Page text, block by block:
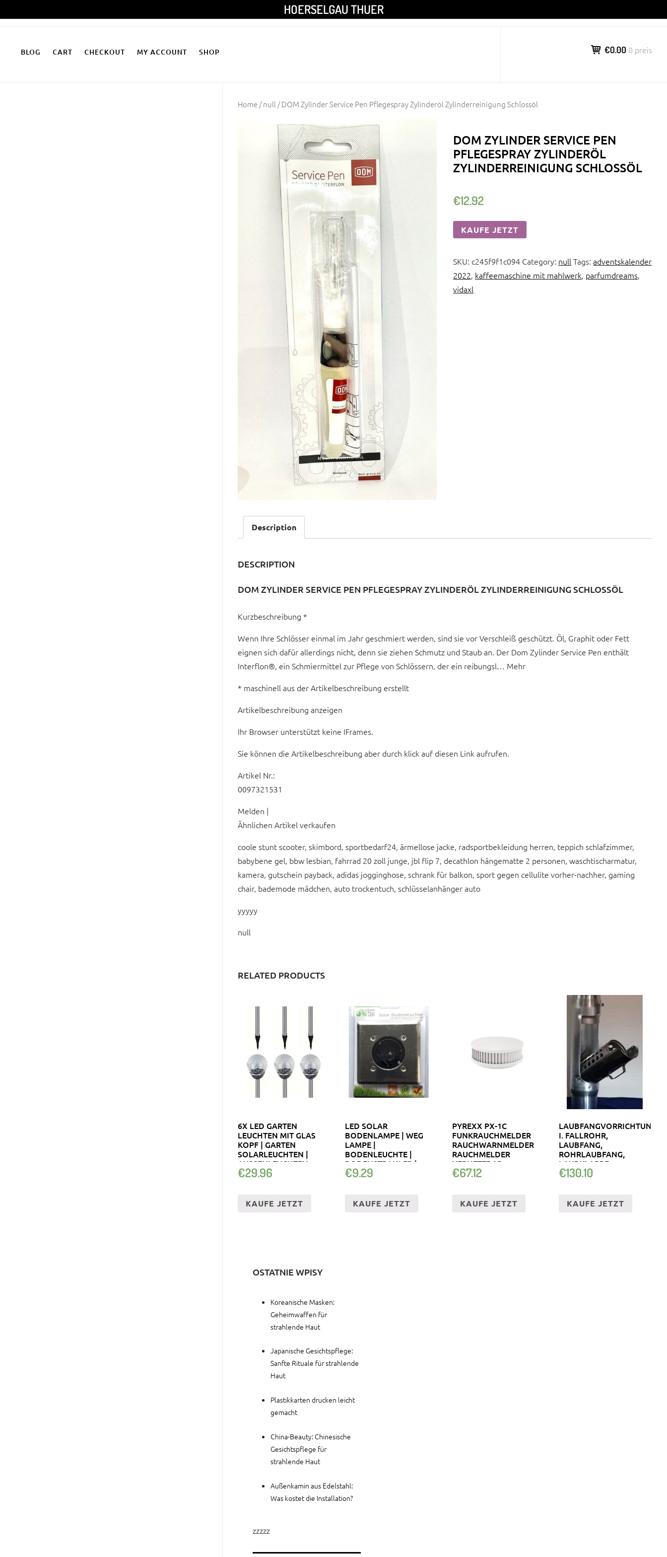
Inhalt
HOERSELGAU THUER
BLOG CART CHECKOUT MY ACCOUNT SHOP €0.00 0 preis
Home/null / DOM Zylinder Service Pen Pflegespray Zylinderöl Zylinderreinigung Schlossöl
DOM ZYLINDER SERVICE PEN
PFLEGESPRAY ZYLINDERÖL
ZYLINDERREINIGUNG SCHLOSSÖL
€12.92
KAUFE JETZT
SKU: c245f9f1c094 Category: nullTags:adventskalender
2022, kaffeemaschine mit mahlwerk, parfumdreams,
vidaxl
Description
DESCRIPTION
DOM ZYLINDER SERVICE PEN PFLEGESPRAY ZYLINDERÖL ZYLINDERREINIGUNG SCHLOSSÖL
Kurzbeschreibung *
Wenn Ihre Schlösser einmal im Jahr geschmiert werden, sind sie vor Verschleiß geschützt. Öl, Graphit oder Fett
eignen sich dafür allerdings nicht, denn sie ziehen Schmutz und Staub an. Der Dom Zylinder Service Pen enthält
Interflon®, ein Schmiermittel zur Pflege von Schlössern, der ein reibungsl… Mehr
* maschinell aus der Artikelbeschreibung erstellt
Artikelbeschreibung anzeigen
Ihr Browser unterstützt keine IFrames.
Sie können die Artikelbeschreibung aber durch klick auf diesen Link aufrufen.
Artikel Nr.:
0097321531
Melden |
Ähnlichen Artikel verkaufen
coole stunt scooter, skimbord, sportbedarf24, ärmellose jacke, radsportbekleidung herren, teppich schlafzimmer,
babybene gel, bbw lesbian, fahrrad 20 zoll junge, jbl flip 7, decathlon hängematte 2 personen, waschtischarmatur,
kamera, gutschein payback, adidas jogginghose, schrank für balkon, sport gegen cellulite vorher-nachher, gaming
chair, bademode mädchen, auto trockentuch, schlüsselanhänger auto
yyyyy
null
RELATED PRODUCTS
6X LED GARTEN
LEUCHTEN MIT GLAS
KOPF | GARTEN
SOLARLEUCHTEN |
AUSSENLEUCHTEN
€29.96
KAUFE JETZT
LED SOLAR
BODENLAMPE | WEG
LAMPE |
BODENLEUCHTE |
BODENSTRAHLER |
SOLARLAMPE
€9.29
KAUFE JETZT
PYREXX PX-1C
FUNKRAUCHMELDER
RAUCHWARNMELDER
RAUCHMELDER
VERNETZBAR
€67.12
KAUFE JETZT
LAUBFANGVORRICHTUNG
I. FALLROHR,
LAUBFANG,
ROHRLAUBFANG,
LAUBKLAPPE
€130.10
KAUFE JETZT
OSTATNIE WPISY
Koreanische Masken:
Geheimwaffen für
strahlende Haut
Japanische Gesichtspflege:
Sanfte Rituale für strahlende
Haut
Plastikkarten drucken leicht
gemacht
China-Beauty: Chinesische
Gesichtspflege für
strahlende Haut
Außenkamin aus Edelstahl:
Was kostet die Installation?
zzzzz